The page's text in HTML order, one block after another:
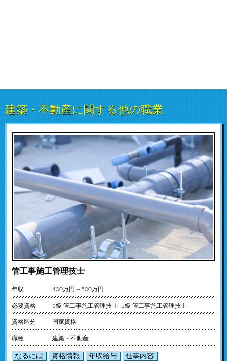
建築・不動産に関する他の職業
管工事施工管理技士
年収 400万円～500万円
必要資格 1級 管工事施工管理技士 2級 管工事施工管理技士
資格区分 国家資格
職種 建築・不動産
なるには 資格情報 年収給与 仕事内容